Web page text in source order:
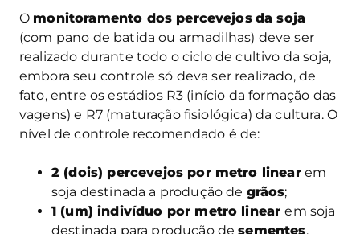
O monitoramento dos percevejos da soja
(com pano de batida ou armadilhas) deve ser
realizado durante todo o ciclo de cultivo da soja,
embora seu controle só deva ser realizado, de
fato, entre os estádios R3 (início da formação das
vagens) e R7 (maturação fisiológica) da cultura. O
nível de controle recomendado é de:
2 (dois) percevejos por metro linearem
soja destinada a produção de grãos;
1 (um) indivíduo por metro linearem soja
destinada para produção desementes,